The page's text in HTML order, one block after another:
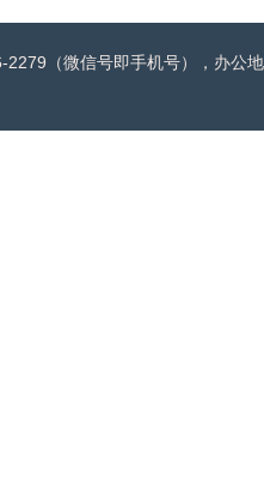
2279（微信号即手机号），办公